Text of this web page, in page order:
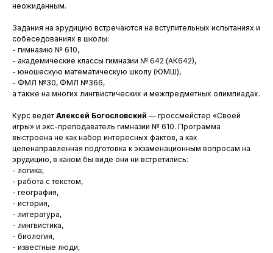
неожиданным.
Задания на эрудицию встречаются на вступительных испытаниях и
собеседованиях в школы:
- гимназию № 610,
- академические классы гимназии № 642 (АК642),
- юношескую математическую школу (ЮМШ),
- ФМЛ №30, ФМЛ №366,
а также на многих лингвистических и межпредметных олимпиадах.
Курс ведёт Алексей Богословский — гроссмейстер «Своей
игры» и экс-преподаватель гимназии № 610. Программа
выстроена не как набор интересных фактов, а как
целенаправленная подготовка к экзаменационным вопросам на
эрудицию, в каком бы виде они ни встретились:
- логика,
- работа с текстом,
- география,
- история,
- литература,
- лингвистика,
- биология,
- известные люди,